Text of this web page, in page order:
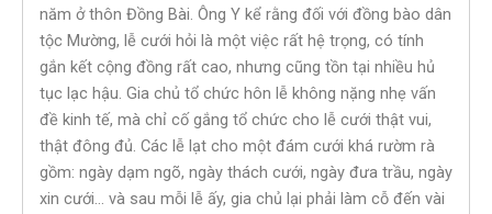
năm ở thôn Đồng Bài. Ông Y kể rằng đối với đồng bào dân
tộc Mường, lễ cưới hỏi là một việc rất hệ trọng, có tính
gắn kết cộng đồng rất cao, nhưng cũng tồn tại nhiều hủ
tục lạc hậu. Gia chủ tổ chức hôn lễ không nặng nhẹ vấn
đề kinh tế, mà chỉ cố gắng tổ chức cho lễ cưới thật vui,
thật đông đủ. Các lễ lạt cho một đám cưới khá rườm rà
gồm: ngày dạm ngõ, ngày thách cưới, ngày đưa trầu, ngày
xin cưới… và sau mỗi lễ ấy, gia chủ lại phải làm cỗ đến vài